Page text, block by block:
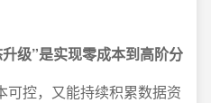
级”是实现零成本到高阶分
可控，又能持续积累数据资